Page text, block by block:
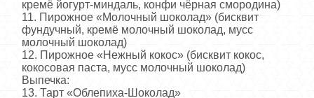
кремё йогурт-миндаль, конфи чёрная смородина)
11. Пирожное «Молочный шоколад» (бисквит
фундучный, кремё молочный шоколад, мусс
молочный шоколад)
12. Пирожное «Нежный кокос» (бисквит кокос,
кокосовая паста, мусс молочный шоколад)
Выпечка:
13. Тарт «Облепиха-Шоколад»